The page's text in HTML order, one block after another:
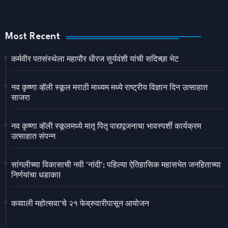
Most Recent
कर्मवीर पतसंस्थेला महापौर धीरज सुर्यवंशी यांची सदिच्छा भेट
नव कृष्णा व्हॅली स्कूल मराठी माध्यम मध्ये राष्ट्रीय विज्ञान दिन उत्साहात
साजरा
नव कृष्णा व्हॅली स्कूलमध्ये मातृ पितृ पाद्यपूजनाचा भावस्पर्शी कार्यक्रम
उत्साहात संपन्न
सांगलीच्या विकासाची नवी 'नांदी'; पहिल्या ऐतिहासिक महासभेत जनहिताच्या
निर्णयांचा धडाका!
कव्वाली महोत्सवा'चे २१ फेब्रुवारीपासून आयोजन